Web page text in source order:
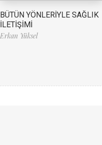
BÜTÜN YÖNLERİYLE SAĞLIK
İLETİŞİMİ
Erkan Yüksel